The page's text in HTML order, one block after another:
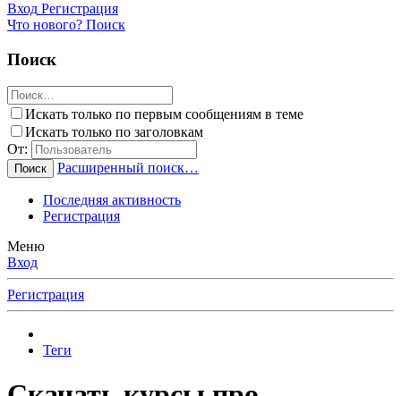
Вход Регистрация
Что нового? Поиск
Поиск
Искать только по первым сообщениям в теме
Искать только по заголовкам
От:
Поиск Расширенный поиск…
Последняя активность
Регистрация
Меню
Вход
Регистрация
Теги